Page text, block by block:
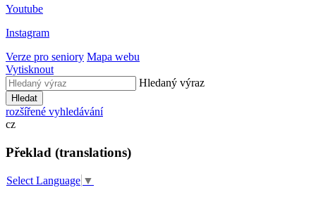
Youtube
Instagram
Verze pro seniory Mapa webu
Vytisknout
Hledaný výraz
Hledat
rozšířené vyhledávání
cz
Překlad (translations)
Select Language ▼